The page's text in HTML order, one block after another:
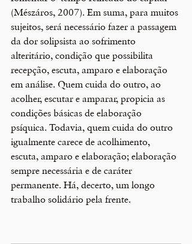
(Mészáros, 2007). Em suma, para muitos
sujeitos, será necessário fazer a passagem
da dor solipsista ao sofrimento
alteritário, condição que possibilita
recepção, escuta, amparo e elaboração
em análise. Quem cuida do outro, ao
acolher, escutar e amparar, propicia as
condições básicas de elaboração
psíquica. Todavia, quem cuida do outro
igualmente carece de acolhimento,
escuta, amparo e elaboração; elaboração
sempre necessária e de caráter
permanente. Há, decerto, um longo
trabalho solidário pela frente.